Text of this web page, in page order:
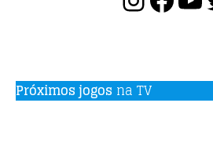
Próximos jogos na TV